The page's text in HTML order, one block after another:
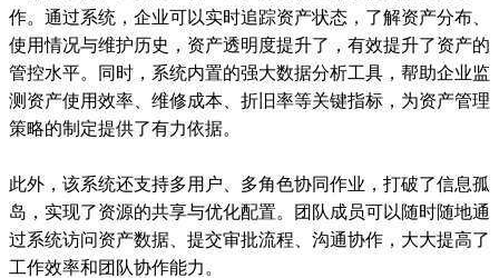
作。通过系统，企业可以实时追踪资产状态，了解资产分布、
使用情况与维护历史，资产透明度提升了，有效提升了资产的
管控水平。同时，系统内置的强大数据分析工具，帮助企业监
测资产使用效率、维修成本、折旧率等关键指标，为资产管理
策略的制定提供了有力依据。
此外，该系统还支持多用户、多角色协同作业，打破了信息孤
岛，实现了资源的共享与优化配置。团队成员可以随时随地通
过系统访问资产数据、提交审批流程、沟通协作，大大提高了
工作效率和团队协作能力。